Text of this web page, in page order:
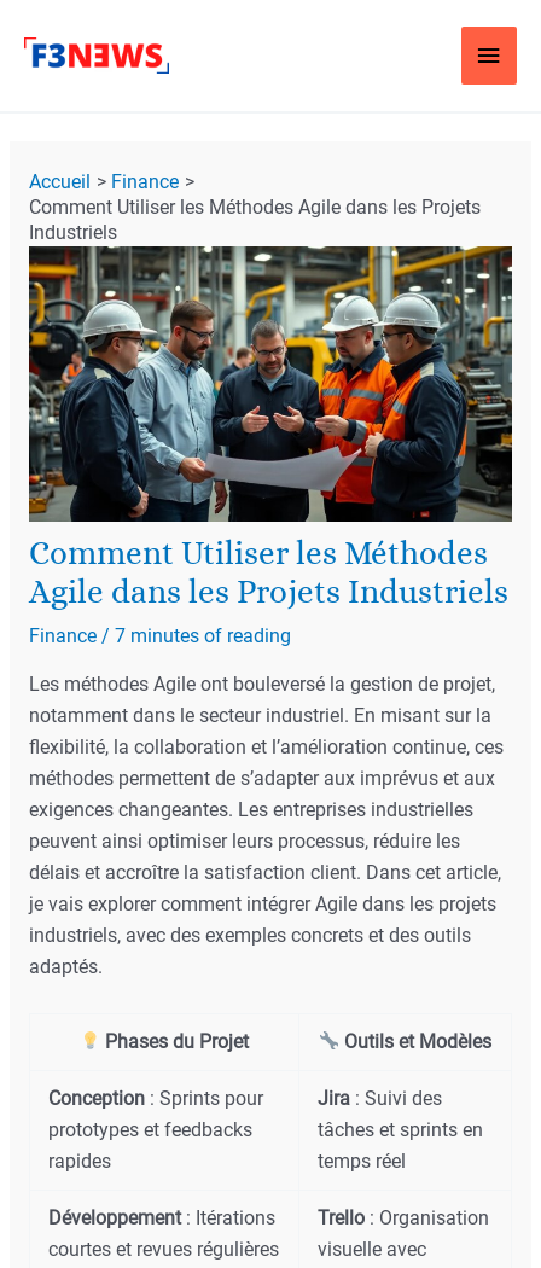
Accueil
Finance
Comment Utiliser les Méthodes Agile dans les Projets
Industriels
Comment Utiliser les Méthodes
Agile dans les Projets Industriels
Finance/ 7 minutes of reading
Les méthodes Agile ont bouleversé la gestion de projet,
notamment dans le secteur industriel. En misant sur la
flexibilité, la collaboration et l’amélioration continue, ces
méthodes permettent de s’adapter aux imprévus et aux
exigences changeantes. Les entreprises industrielles
peuvent ainsi optimiser leurs processus, réduire les
délais et accroître la satisfaction client. Dans cet article,
je vais explorer comment intégrer Agile dans les projets
industriels, avec des exemples concrets et des outils
adaptés.
Phases du Projet Outils et Modèles
Conception : Sprints pour
prototypes et feedbacks
rapides
Jira : Suivi des
tâches et sprints en
temps réel
Développement: Itérations
courtes et revues régulières
Trello : Organisation
visuelle avec
des
articles